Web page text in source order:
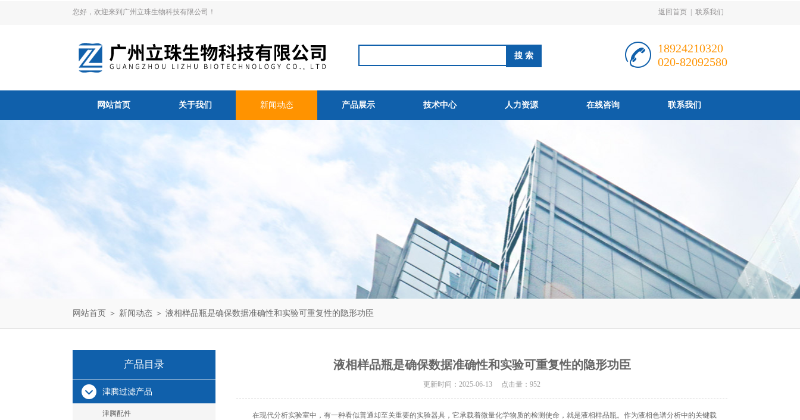
您好，欢迎来到广州立珠生物科技有限公司！ 返回首页 联系我们
18924210320
020-82092580
网站首页 关于我们 新闻动态 产品展示 技术中心 人力资源 在线咨询 联系我们
网站首页 ＞ 新闻动态 ＞ 液相样品瓶是确保数据准确性和实验可重复性的隐形功臣
产品目录
津腾过滤产品
津腾配件
液相样品瓶是确保数据准确性和实验可重复性的隐形功臣
更新时间：2025-06-13 点击量： 952
在现代分析实验室中，有一种看似普通却至关重要的实验器具，它承载着微量化学物质的检测使命，就是液相样品瓶。作为液相色谱分析中的关键载